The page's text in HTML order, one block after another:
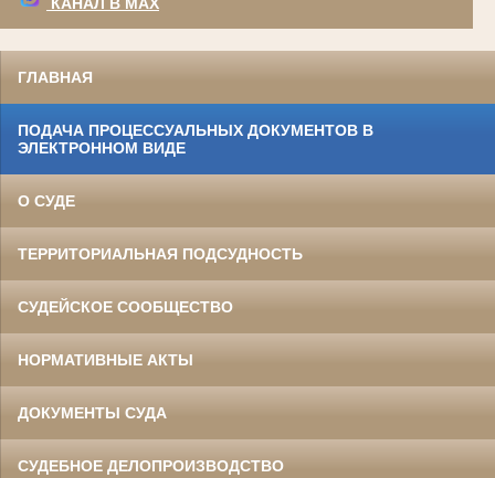
ГЛАВНАЯ
ПОДАЧА ПРОЦЕССУАЛЬНЫХ ДОКУМЕНТОВ В
ЭЛЕКТРОННОМ ВИДЕ
О СУДЕ
ТЕРРИТОРИАЛЬНАЯ ПОДСУДНОСТЬ
СУДЕЙСКОЕ СООБЩЕСТВО
НОРМАТИВНЫЕ АКТЫ
ДОКУМЕНТЫ СУДА
СУДЕБНОЕ ДЕЛОПРОИЗВОДСТВО